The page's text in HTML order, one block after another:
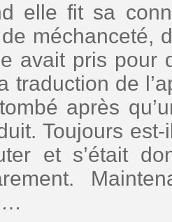
elle fit sa
méchanceté,
avait pris pour
traduction de
après
Toujours
et s’était